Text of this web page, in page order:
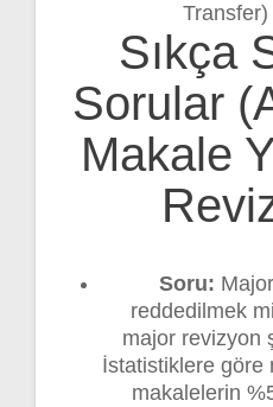
Sıkça
Sorular
Makale
Soru:
reddedilmek
major revizyon
İstatistiklere göre
makalelerin